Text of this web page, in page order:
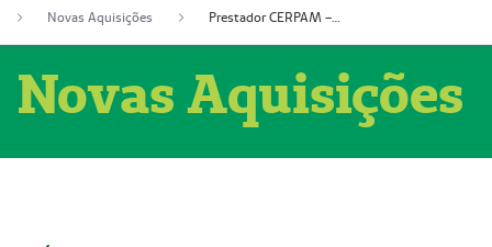
Novas Aquisições
Prestador CERPAM – Centro de Reabilitação S/S Ltda-ME (52004274-8)
Novas Aquisições